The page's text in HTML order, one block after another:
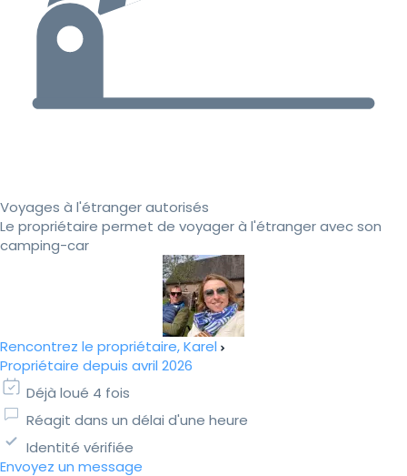
Voyages à l'étranger autorisés
Le propriétaire permet de voyager à l'étranger avec son
camping-car
Rencontrez le propriétaire, Karel
Propriétaire depuis avril 2026
Déjà loué 4 fois
Réagit dans un délai d'une heure
Identité vérifiée
Envoyez un message